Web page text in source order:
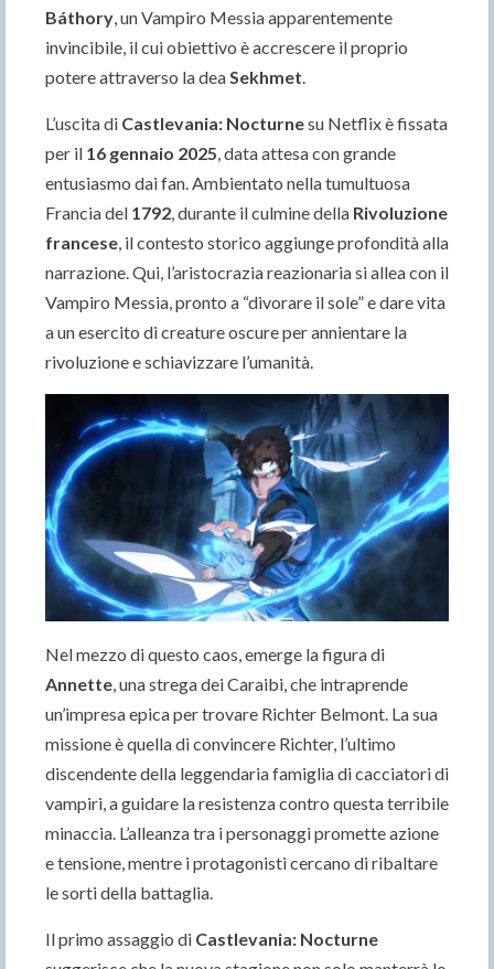
Báthory, un Vampiro Messia apparentemente
invincibile, il cui obiettivo è accrescere il proprio
potere attraverso la deaSekhmet.
L’uscita di Castlevania: Nocturnesu Netflix è fissata
per il 16 gennaio 2025, data attesa con grande
entusiasmo dai fan. Ambientato nella tumultuosa
Francia del 1792, durante il culmine della Rivoluzione
francese, il contesto storico aggiunge profondità alla
narrazione. Qui, l’aristocrazia reazionaria si allea con il
Vampiro Messia, pronto a “divorare il sole” e dare vita
a un esercito di creature oscure per annientare la
rivoluzione e schiavizzare l’umanità.
Nel mezzo di questo caos, emerge la figura di
Annette, una strega dei Caraibi, che intraprende
un’impresa epica per trovare Richter Belmont. La sua
missione è quella di convincere Richter, l’ultimo
discendente della leggendaria famiglia di cacciatori di
vampiri, a guidare la resistenza contro questa terribile
minaccia. L’alleanza tra i personaggi promette azione
e tensione, mentre i protagonisti cercano di ribaltare
le sorti della battaglia.
Il primo assaggio di Castlevania: Nocturne